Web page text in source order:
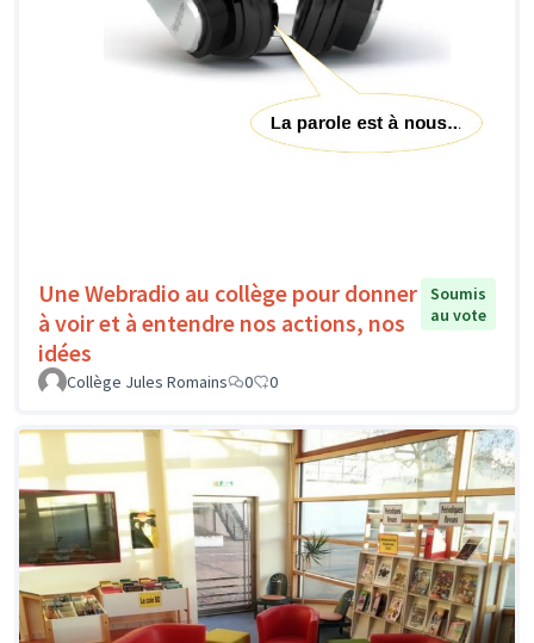
Une Webradio au collège pour donner
à voir et à entendre nos actions, nos
idées
Soumis
au vote
Collège Jules Romains 0 0